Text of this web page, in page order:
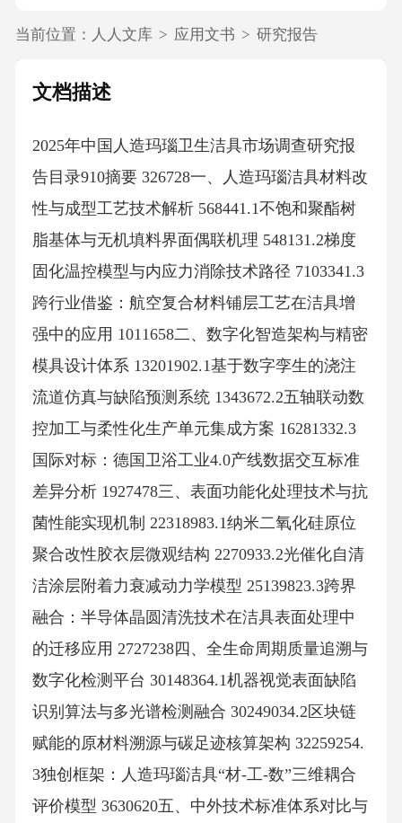
当前位置： 人人文库 > 应用文书 > 研究报告
文档描述
2025年中国人造玛瑙卫生洁具市场调查研究报
告目录910摘要 326728一、人造玛瑙洁具材料改
性与成型工艺技术解析 568441.1不饱和聚酯树
脂基体与无机填料界面偶联机理 548131.2梯度
固化温控模型与内应力消除技术路径 7103341.3
跨行业借鉴：航空复合材料铺层工艺在洁具增
强中的应用 1011658二、数字化智造架构与精密
模具设计体系 13201902.1基于数字孪生的浇注
流道仿真与缺陷预测系统 1343672.2五轴联动数
控加工与柔性化生产单元集成方案 16281332.3
国际对标：德国卫浴工业4.0产线数据交互标准
差异分析 1927478三、表面功能化处理技术与抗
菌性能实现机制 22318983.1纳米二氧化硅原位
聚合改性胶衣层微观结构 2270933.2光催化自清
洁涂层附着力衰减动力学模型 25139823.3跨界
融合：半导体晶圆清洗技术在洁具表面处理中
的迁移应用 2727238四、全生命周期质量追溯与
数字化检测平台 30148364.1机器视觉表面缺陷
识别算法与多光谱检测融合 30249034.2区块链
赋能的原材料溯源与碳足迹核算架构 32259254.
3独创框架：人造玛瑙洁具“材-工-数”三维耦合
评价模型 3630620五、中外技术标准体系对比与